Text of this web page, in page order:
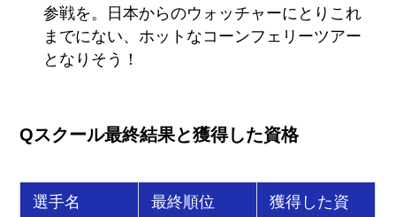
参戦を。日本からのウォッチャーにとりこれ
までにない、ホットなコーンフェリーツアー
となりそう！
Qスクール最終結果と獲得した資格
選手名 最終順位
獲得した資